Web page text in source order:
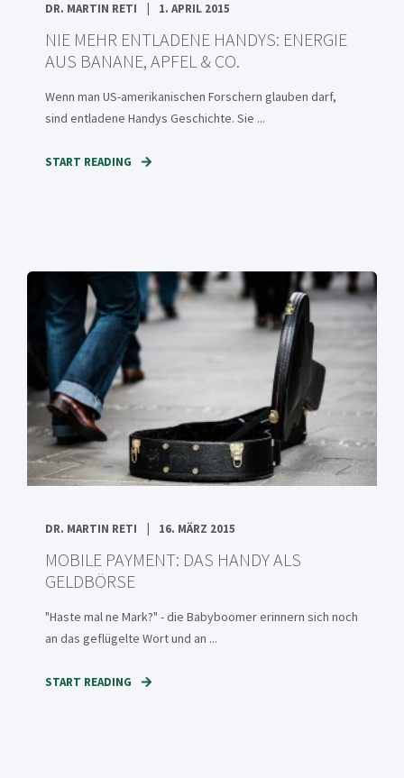
DR. MARTIN RETI 1. APRIL 2015
NIE MEHR ENTLADENE HANDYS: ENERGIE
AUS BANANE, APFEL & CO.
Wenn man US-amerikanischen Forschern glauben darf,
sind entladene Handys Geschichte. Sie ...
START READING
DR. MARTIN RETI 16. MÄRZ 2015
MOBILE PAYMENT: DAS HANDY ALS
GELDBÖRSE
"Haste mal ne Mark?" - die Babyboomer erinnern sich noch
an das geflügelte Wort und an ...
START READING